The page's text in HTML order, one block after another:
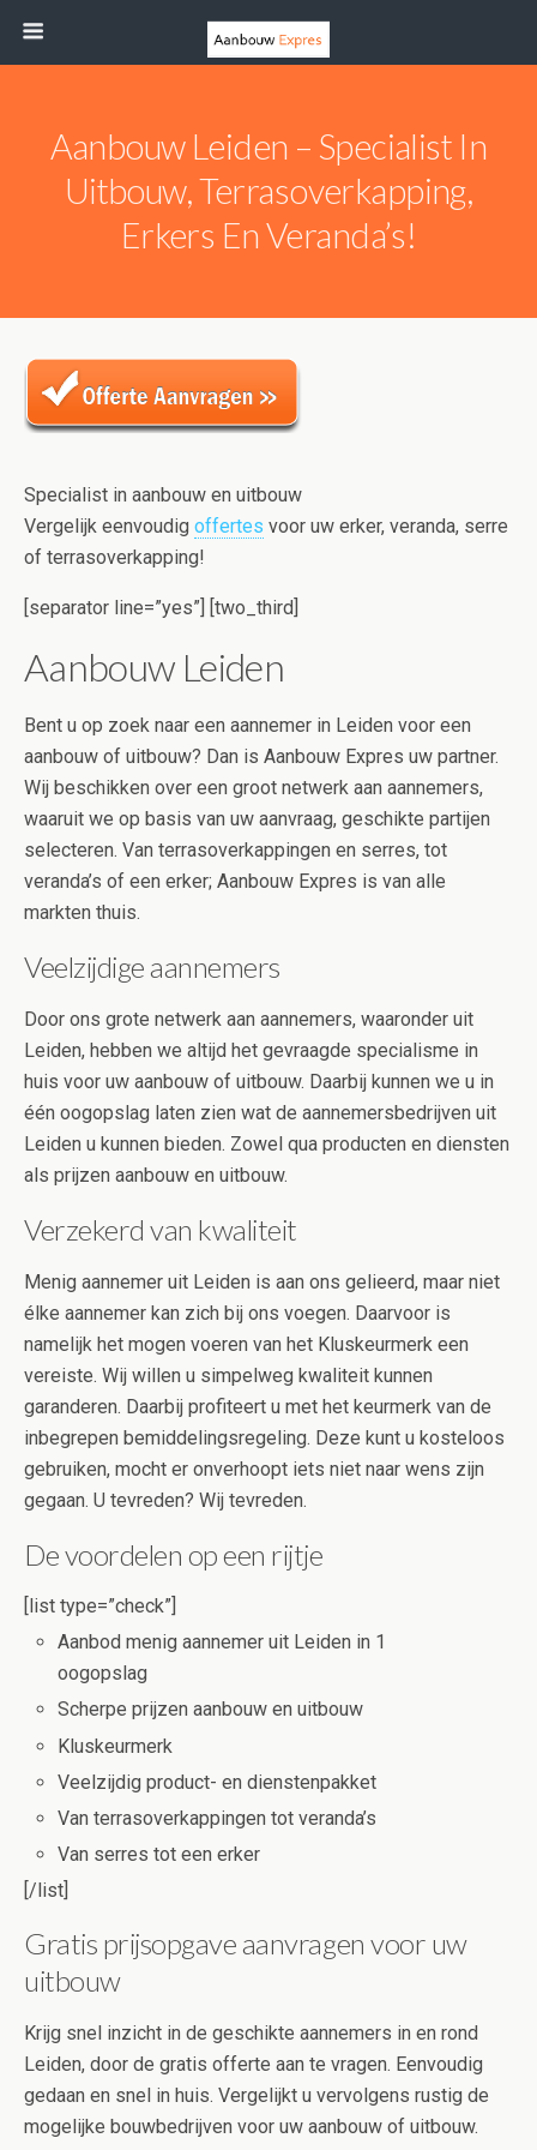
Aanbouw Leiden – Specialist In
Uitbouw, Terrasoverkapping,
Erkers En Veranda’s!
Specialist in aanbouw en uitbouw
Vergelijk eenvoudig offertes voor uw erker, veranda, serre
of terrasoverkapping!
[separator line=”yes”] [two_third]
Aanbouw Leiden
Bent u op zoek naar een aannemer in Leiden voor een
aanbouw of uitbouw? Dan is Aanbouw Expres uw partner.
Wij beschikken over een groot netwerk aan aannemers,
waaruit we op basis van uw aanvraag, geschikte partijen
selecteren. Van terrasoverkappingen en serres, tot
veranda’s of een erker; Aanbouw Expres is van alle
markten thuis.
Veelzijdige aannemers
Door ons grote netwerk aan aannemers, waaronder uit
Leiden, hebben we altijd het gevraagde specialisme in
huis voor uw aanbouw of uitbouw. Daarbij kunnen we u in
één oogopslag laten zien wat de aannemersbedrijven uit
Leiden u kunnen bieden. Zowel qua producten en diensten
als prijzen aanbouw en uitbouw.
Verzekerd van kwaliteit
Menig aannemer uit Leiden is aan ons gelieerd, maar niet
élke aannemer kan zich bij ons voegen. Daarvoor is
namelijk het mogen voeren van het Kluskeurmerk een
vereiste. Wij willen u simpelweg kwaliteit kunnen
garanderen. Daarbij profiteert u met het keurmerk van de
inbegrepen bemiddelingsregeling. Deze kunt u kosteloos
gebruiken, mocht er onverhoopt iets niet naar wens zijn
gegaan. U tevreden? Wij tevreden.
De voordelen op een rijtje
[list type=”check”]
Aanbod menig aannemer uit Leiden in 1
oogopslag
Scherpe prijzen aanbouw en uitbouw
Kluskeurmerk
Veelzijdig product- en dienstenpakket
Van terrasoverkappingen tot veranda’s
Van serres tot een erker
[/list]
Gratis prijsopgave aanvragen voor uw
uitbouw
Krijg snel inzicht in de geschikte aannemers in en rond
Leiden, door de gratis offerte aan te vragen. Eenvoudig
gedaan en snel in huis. Vergelijkt u vervolgens rustig de
mogelijke bouwbedrijven voor uw aanbouw of uitbouw.